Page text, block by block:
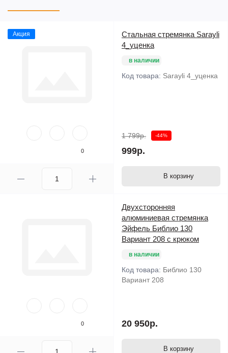
Акция
0
Стальная стремянка Sarayli
4_уценка
в наличии
Код товара: Sarayli 4_уценка
1 799р. -44%
999р.
В корзину
0
Двухсторонняя
алюминиевая стремянка
Эйфель Библио 130
Вариант 208 с крюком
в наличии
Код товара: Библио 130
Вариант 208
20 950р.
В корзину